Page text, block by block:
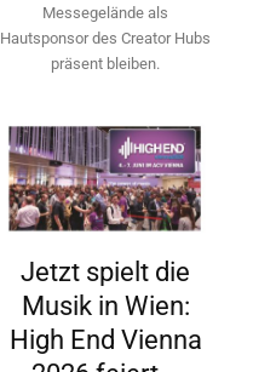
Messegelände als
Hautsponsor des Creator Hubs
präsent bleiben.
Jetzt spielt die
Musik in Wien:
High End Vienna